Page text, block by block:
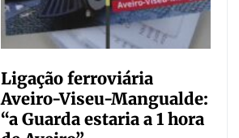
Ligação ferroviária
Aveiro-Viseu-Mangualde:
“a Guarda estaria a 1 hora